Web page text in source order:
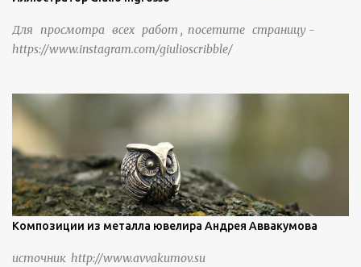
Для просмотра всех работ , посетите страницу -
https://www.instagram.com/giulioscribble/
Композиции из металла ювелира Андрея Аввакумова
источник http://www.avvakumov.su